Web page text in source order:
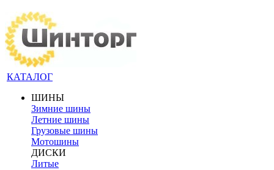
КАТАЛОГ
ШИНЫ
Зимние шины
Летние шины
Грузовые шины
Мотошины
ДИСКИ
Литые